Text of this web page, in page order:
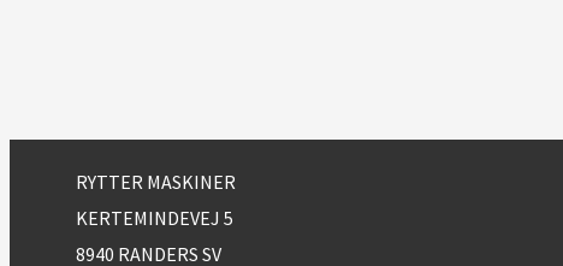
RYTTER MASKINER
KERTEMINDEVEJ 5
8940 RANDERS SV